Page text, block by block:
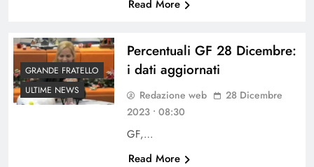
Read More
GRANDE FRATELLO
ULTIME NEWS
Percentuali GF 28 Dicembre:
i dati aggiornati
Redazione web
28 Dicembre
2023 • 08:30
GF,…
Read More